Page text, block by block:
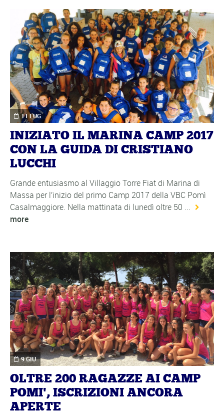
11 LUG
INIZIATO IL MARINA CAMP 2017
CON LA GUIDA DI CRISTIANO
LUCCHI
Grande entusiasmo al Villaggio Torre Fiat di Marina di
Massa per l'inizio del primo Camp 2017 della VBC Pomì
Casalmaggiore. Nella mattinata di lunedì oltre 50 ...
more
9 GIU
OLTRE 200 RAGAZZE AI CAMP
POMI', ISCRIZIONI ANCORA
APERTE